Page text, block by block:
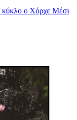
κύκλο ο Χόρχε Μέσι